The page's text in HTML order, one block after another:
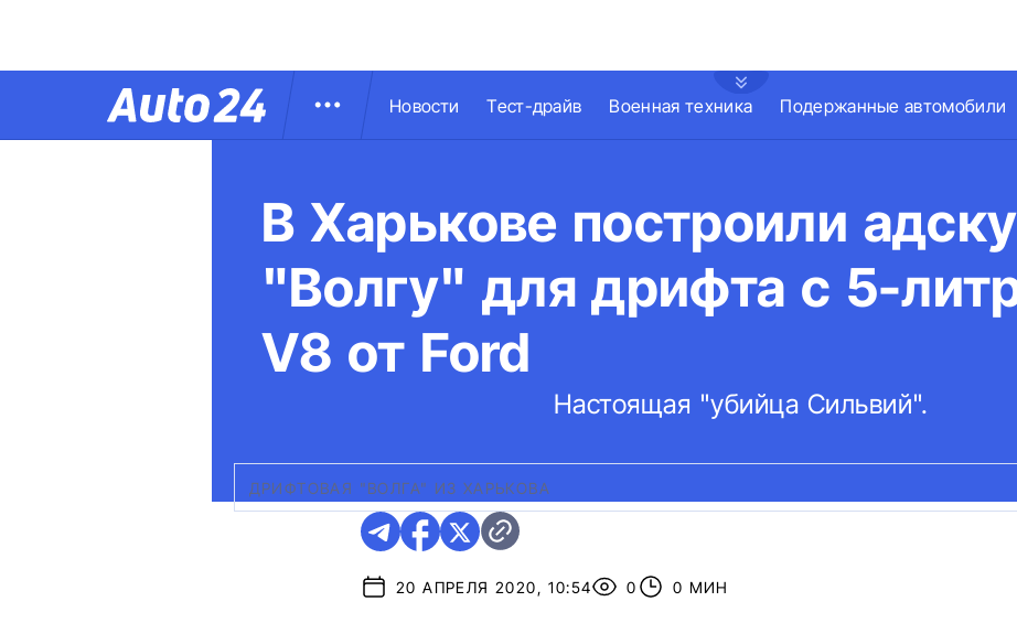
Новости Тест-драйв Военная техника Подержанные автомобили
В Харькове построили
"Волгу" для дрифта с 5-
V8 от Ford
Настоящая "убийца Сильвий".
ДРИФТОВАЯ "ВОЛГА" ИЗ ХАРЬКОВА
20 АПРЕЛЯ 2020, 10:54 0 0 МИН